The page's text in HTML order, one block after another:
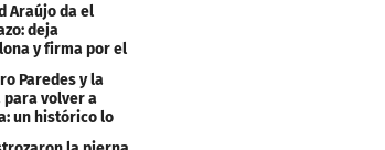
Araújo da el
deja
y firma por el
pensado
Paredes y la
volver a
un histórico lo